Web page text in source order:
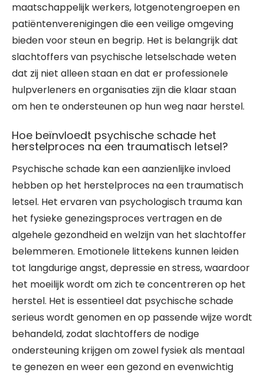
maatschappelijk werkers, lotgenotengroepen en
patiëntenverenigingen die een veilige omgeving
bieden voor steun en begrip. Het is belangrijk dat
slachtoffers van psychische letselschade weten
dat zij niet alleen staan en dat er professionele
hulpverleners en organisaties zijn die klaar staan
om hen te ondersteunen op hun weg naar herstel.
Hoe beïnvloedt psychische schade het
herstelproces na een traumatisch letsel?
Psychische schade kan een aanzienlijke invloed
hebben op het herstelproces na een traumatisch
letsel. Het ervaren van psychologisch trauma kan
het fysieke genezingsproces vertragen en de
algehele gezondheid en welzijn van het slachtoffer
belemmeren. Emotionele littekens kunnen leiden
tot langdurige angst, depressie en stress, waardoor
het moeilijk wordt om zich te concentreren op het
herstel. Het is essentieel dat psychische schade
serieus wordt genomen en op passende wijze wordt
behandeld, zodat slachtoffers de nodige
ondersteuning krijgen om zowel fysiek als mentaal
te genezen en weer een gezond en evenwichtig